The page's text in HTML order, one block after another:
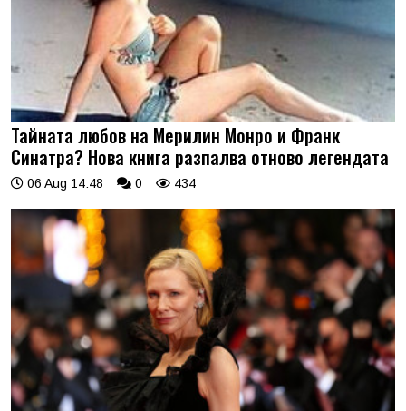
Тайната любов на Мерилин Монро и Франк
Синатра? Нова книга разпалва отново легендата
06 Aug 14:48 0 434